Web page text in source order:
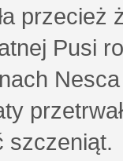
przecież
Pusi
szczeniąt.